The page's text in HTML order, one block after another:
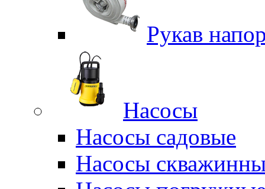
Рукав
Насосы
Насосы садовые
Насосы